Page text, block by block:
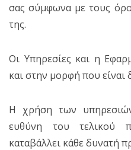
σας σύμφωνα με τους
της.
Οι Υπηρεσίες και η
και στην μορφή που είναι
Η χρήση των υπηρεσιών
ευθύνη του τελικού
καταβάλλει κάθε δυνατή